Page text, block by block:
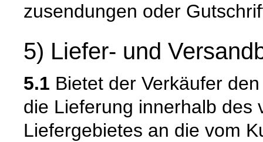
zusendungen oder
5) Liefer- und
5.1 Bietet der Verkäufer
die Lieferung innerhalb des
Liefergebietes an die vom